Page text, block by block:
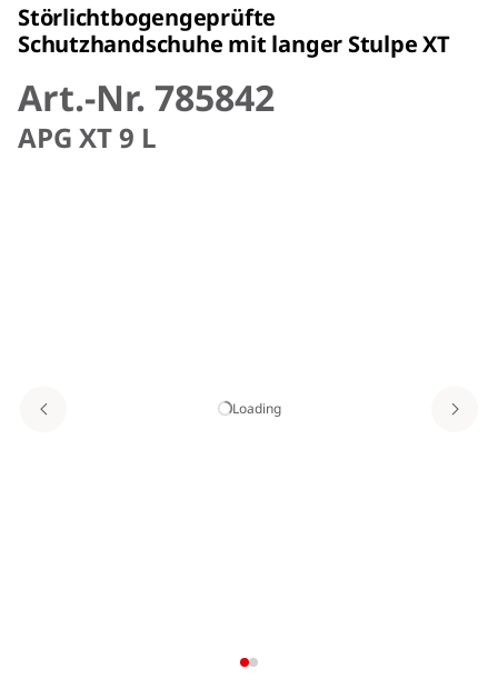
Störlichtbogengeprüfte
Schutzhandschuhe mit langer Stulpe XT
Art.-Nr. 785842
APG XT 9 L
Loading